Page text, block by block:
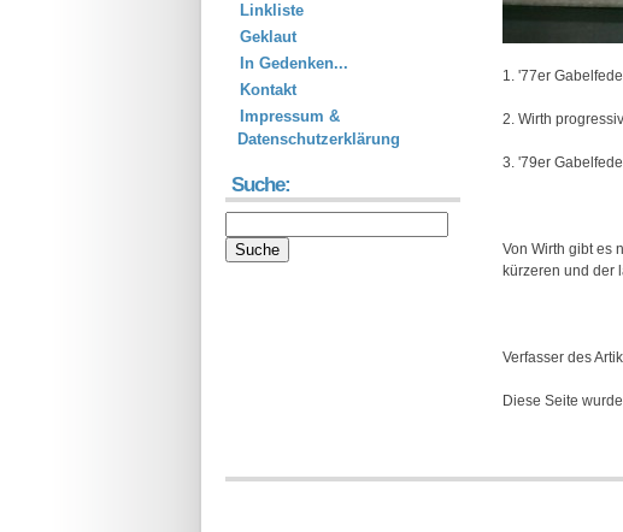
1. '77er
2. Wirth
3. '79er
Von Wirth gibt es
kürzeren und der
Verfasser des
Diese Seite
Linkliste
Geklaut
In Gedenken...
Kontakt
Impressum &
Datenschutzerklärung
Suche: